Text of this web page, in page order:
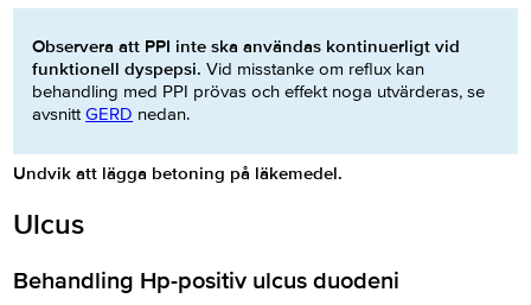
Observera att PPI inte ska användas kontinuerligt vid
funktionell dyspepsi. Vid misstanke om reflux kan
behandling med PPI prövas och effekt noga utvärderas, se
avsnittGERD nedan.
Undvik att lägga betoning på läkemedel.
Ulcus
Behandling Hp-positiv ulcus duodeni